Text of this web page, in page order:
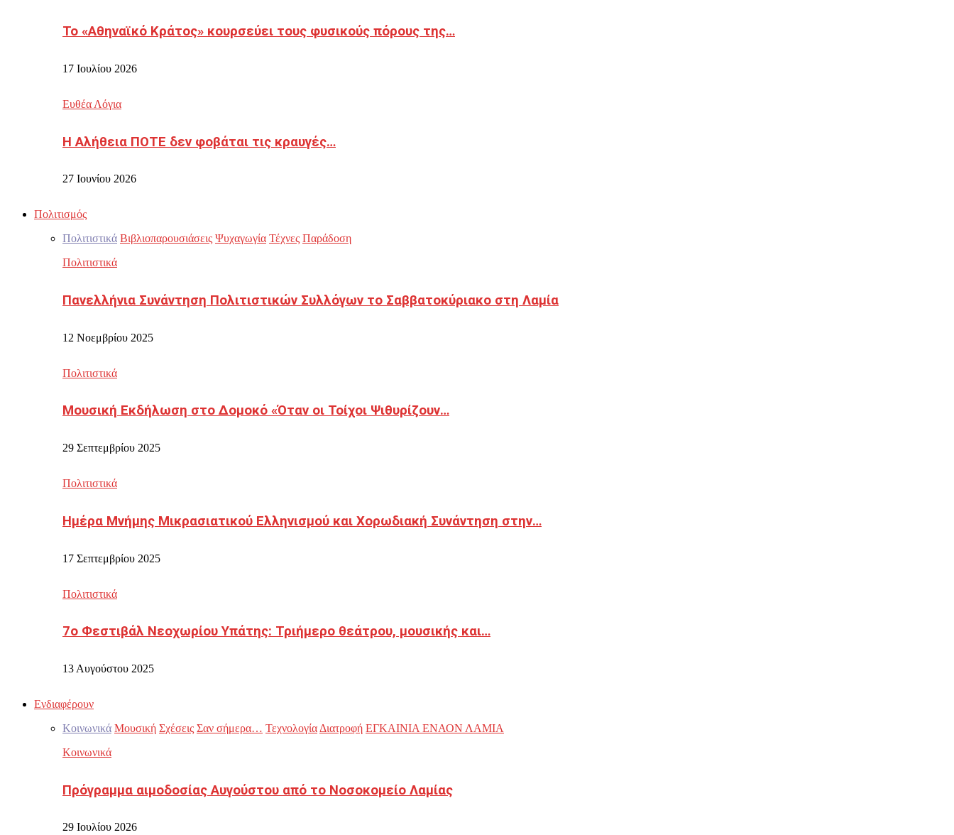
Το «Αθηναϊκό Κράτος» κουρσεύει τους φυσικούς πόρους της…
17 Ιουλίου 2026
Ευθέα Λόγια
Η Αλήθεια ΠΟΤΕ δεν φοβάται τις κραυγές…
27 Ιουνίου 2026
Πολιτισμός
Πολιτιστικά Βιβλιοπαρουσιάσεις Ψυχαγωγία Τέχνες Παράδοση
Πολιτιστικά
Πανελλήνια Συνάντηση Πολιτιστικών Συλλόγων το Σαββατοκύριακο στη Λαμία
12 Νοεμβρίου 2025
Πολιτιστικά
Μουσική Εκδήλωση στο Δομοκό «Όταν οι Τοίχοι Ψιθυρίζουν…
29 Σεπτεμβρίου 2025
Πολιτιστικά
Ημέρα Μνήμης Μικρασιατικού Ελληνισμού και Χορωδιακή Συνάντηση στην…
17 Σεπτεμβρίου 2025
Πολιτιστικά
7ο Φεστιβάλ Νεοχωρίου Υπάτης: Τριήμερο θεάτρου, μουσικής και…
13 Αυγούστου 2025
Ενδιαφέρουν
Κοινωνικά Μουσική Σχέσεις Σαν σήμερα… Τεχνολογία Διατροφή ΕΓΚΑΙΝΙΑ ΕΝΑΟΝ ΛΑΜΙΑ
Κοινωνικά
Πρόγραμμα αιμοδοσίας Αυγούστου από το Νοσοκομείο Λαμίας
29 Ιουλίου 2026